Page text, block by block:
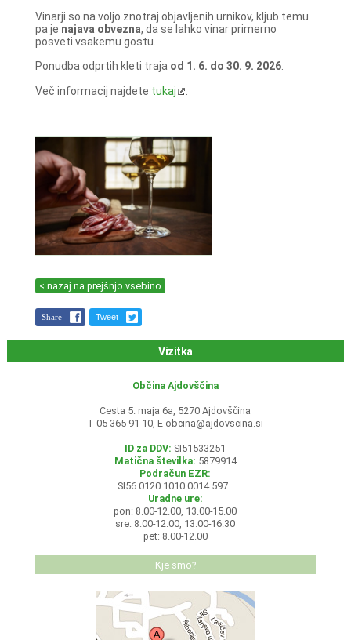
Vinarji so na voljo znotraj objavljenih urnikov, kljub temu
pa je najava obvezna, da se lahko vinar primerno
posveti vsakemu gostu.
Ponudba odprtih kleti traja od 1. 6. do 30. 9. 2026.
Več informacij najdete tukaj
< nazaj na prejšnjo vsebino
Share Tweet
Vizitka
Občina Ajdovščina
Cesta 5. maja 6a, 5270 Ajdovščina
T 05 365 91 10, E obcina@ajdovscina.si
ID za DDV: SI51533251
Matična številka: 5879914
Podračun EZR:
SI56 0120 1010 0014 597
Uradne ure:
pon: 8.00-12.00, 13.00-15.00
sre: 8.00-12.00, 13.00-16.30
pet: 8.00-12.00
Kje smo?